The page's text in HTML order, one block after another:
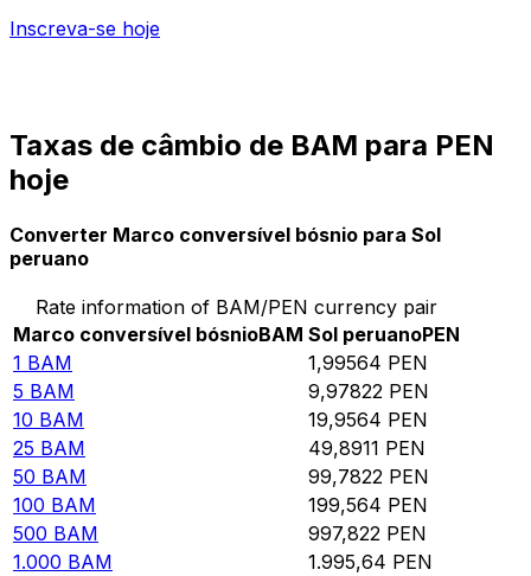
Inscreva-se hoje
Taxas de câmbio de BAM para PEN
hoje
Converter Marco conversível bósnio para Sol
peruano
Rate information of BAM/PEN currency pair
Marco conversível bósnioBAM Sol peruanoPEN
1 BAM 1,99564 PEN
5 BAM 9,97822 PEN
10 BAM 19,9564 PEN
25 BAM 49,8911 PEN
50 BAM 99,7822 PEN
100 BAM 199,564 PEN
500 BAM 997,822 PEN
1.000 BAM 1.995,64 PEN